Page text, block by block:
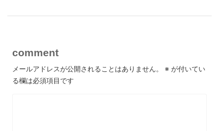
comment
メールアドレスが公開されることはありません。 ※ が付いてい
る欄は必須項目です